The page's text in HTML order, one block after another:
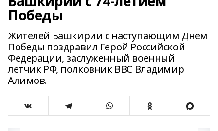
Победы
Жителей Башкирии с наступающим Днем
Победы поздравил Герой Российской
Федерации, заслуженный военный
летчик РФ, полковник ВВС Владимир
Алимов.